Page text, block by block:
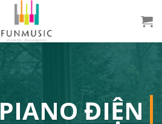
PIANO ĐIỆN